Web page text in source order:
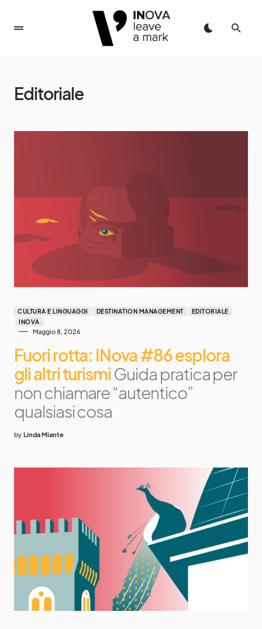
Editoriale
CULTURA E LINGUAGGI DESTINATION MANAGEMENT
EDITORIALE
INOVA
Maggio 8, 2026
Fuori rotta: INova #86 esplora
gli altri turismi Guida pratica per
non chiamare “autentico”
qualsiasi cosa
by Linda Miante